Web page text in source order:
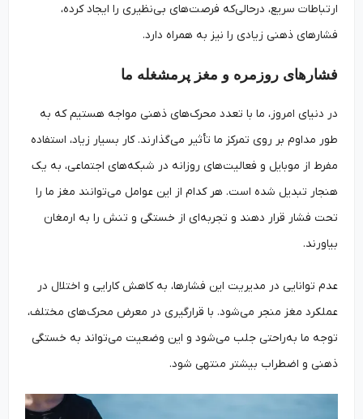
ارتباطات سریع، درحالی‌که فرصت‌های بی‌نظیری را ایجاد کرده،
فشارهای ذهنی زیادی را نیز به همراه دارد.
فشارهای روزمره و مغز پرمشغله ما
در دنیای امروز، ما با تعدد محرک‌های ذهنی مواجه هستیم که به
طور مداوم بر روی تمرکز ما تأثیر می‌گذارند. کار بسیار زیاد، استفاده
مفرط از موبایل و فعالیت‌های روزانه در شبکه‌های اجتماعی، به یک
هنجار تبدیل شده است. هر کدام از این عوامل می‌توانند مغز ما را
تحت فشار قرار دهند و تجربه‌ای از خستگی و تنش را به ارمغان
بیاورند.
عدم توانایی در مدیریت این فشارها، به کاهش کارایی و اختلال در
عملکرد مغز منجر می‌شود. با قرارگیری در معرض محرک‌های مختلف،
توجه ما به‌راحتی جلب می‌شود و این وضعیت می‌تواند به خستگی
ذهنی و اضطراب بیشتر منتهی شود.